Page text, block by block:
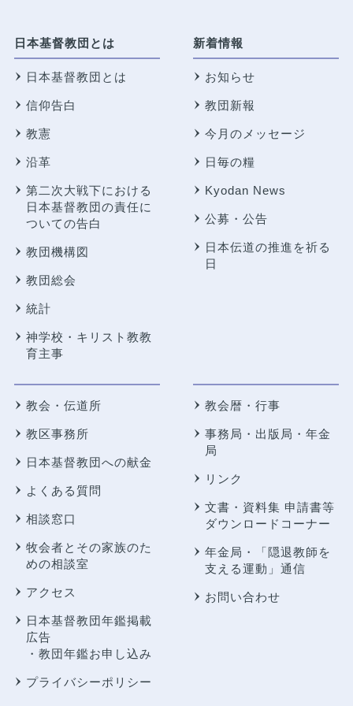
日本基督教団とは
日本基督教団とは
信仰告白
教憲
沿革
第二次大戦下における
日本基督教団の責任に
ついての告白
教団機構図
教団総会
統計
神学校・キリスト教教
育主事
新着情報
お知らせ
教団新報
今月のメッセージ
日毎の糧
Kyodan News
公募・公告
日本伝道の推進を祈る
日
教会・伝道所
教区事務所
日本基督教団への献金
よくある質問
相談窓口
牧会者とその家族のた
めの相談室
アクセス
日本基督教団年鑑掲載
広告
・教団年鑑お申し込み
プライバシーポリシー
教会暦・行事
事務局・出版局・年金
局
リンク
文書・資料集 申請書等
ダウンロードコーナー
年金局・
「隠退教師を
支える運動」通信
お問い合わせ